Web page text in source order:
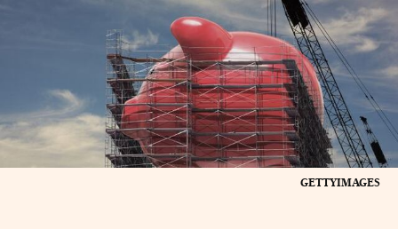
GETTYIMAGES